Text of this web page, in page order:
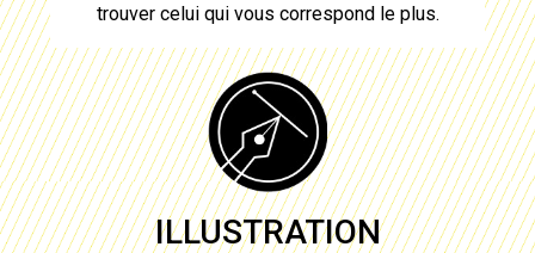
trouver celui qui vous correspond le plus.
ILLUSTRATION